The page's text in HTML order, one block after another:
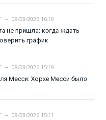
08/08/2026 16:10
не пришла: когда ждать
график
08/08/2026 15:19
Месси: Хорхе Месси было
08/08/2026 15:11